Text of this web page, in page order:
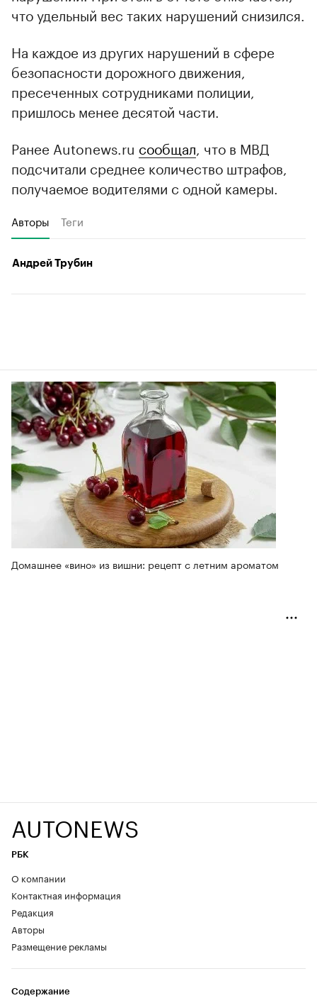
что удельный вес таких нарушений снизился.
На каждое из других нарушений в сфере
безопасности дорожного движения,
пресеченных сотрудниками полиции,
пришлось менее десятой части.
Ранее Autonews.ru сообщал , что в МВД
подсчитали среднее количество штрафов,
получаемое водителями с одной камеры.
Авторы Теги
Андрей Трубин
Домашнее «вино» из вишни: рецепт с летним ароматом
AUTONEWS
РБК
О компании
Контактная информация
Редакция
Авторы
Размещение рекламы
Содержание